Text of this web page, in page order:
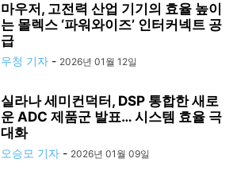
마우저, 고전력 산업 기기의 효율 높이
는 몰렉스 ‘파워와이즈’ 인터커넥트 공
급
우청 기자 - 2026년 01월 12일
실라나 세미컨덕터, DSP 통합한 새로
운 ADC 제품군 발표… 시스템 효율 극
대화
오승모 기자 - 2026년 01월 09일